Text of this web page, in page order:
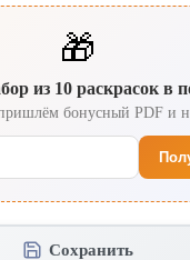
🎁
из 10 раскрасок в
бонусный PDF и
Сохранить